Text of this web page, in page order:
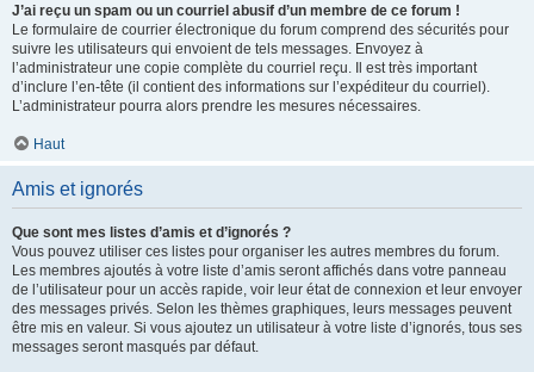
J’ai reçu un spam ou un courriel abusif d’un membre de ce forum !
Le formulaire de courrier électronique du forum comprend des sécurités pour
suivre les utilisateurs qui envoient de tels messages. Envoyez à
l’administrateur une copie complète du courriel reçu. Il est très important
d’inclure l’en-tête (il contient des informations sur l’expéditeur du courriel).
L’administrateur pourra alors prendre les mesures nécessaires.
Haut
Amis et ignorés
Que sont mes listes d’amis et d’ignorés ?
Vous pouvez utiliser ces listes pour organiser les autres membres du forum.
Les membres ajoutés à votre liste d’amis seront affichés dans votre panneau
de l’utilisateur pour un accès rapide, voir leur état de connexion et leur envoyer
des messages privés. Selon les thèmes graphiques, leurs messages peuvent
être mis en valeur. Si vous ajoutez un utilisateur à votre liste d’ignorés, tous ses
messages seront masqués par défaut.